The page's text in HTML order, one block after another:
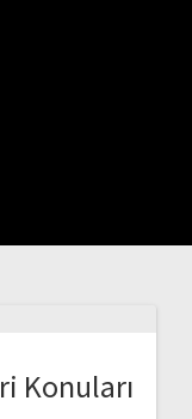
Konuları